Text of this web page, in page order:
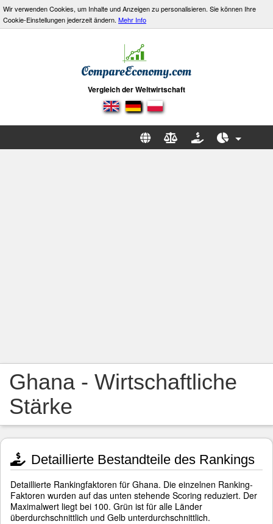
Wir verwenden Cookies, um Inhalte und Anzeigen zu personalisieren. Sie können Ihre
Cookie-Einstellungen jederzeit ändern. Mehr Info
Vergleich der Weltwirtschaft
Ghana - Wirtschaftliche
Stärke
Detaillierte Bestandteile des Rankings
Detaillierte Rankingfaktoren für Ghana. Die einzelnen Ranking-
Faktoren wurden auf das unten stehende Scoring reduziert. Der
Maximalwert liegt bei 100. Grün ist für alle Länder
überdurchschnittlich und Gelb unterdurchschnittlich.